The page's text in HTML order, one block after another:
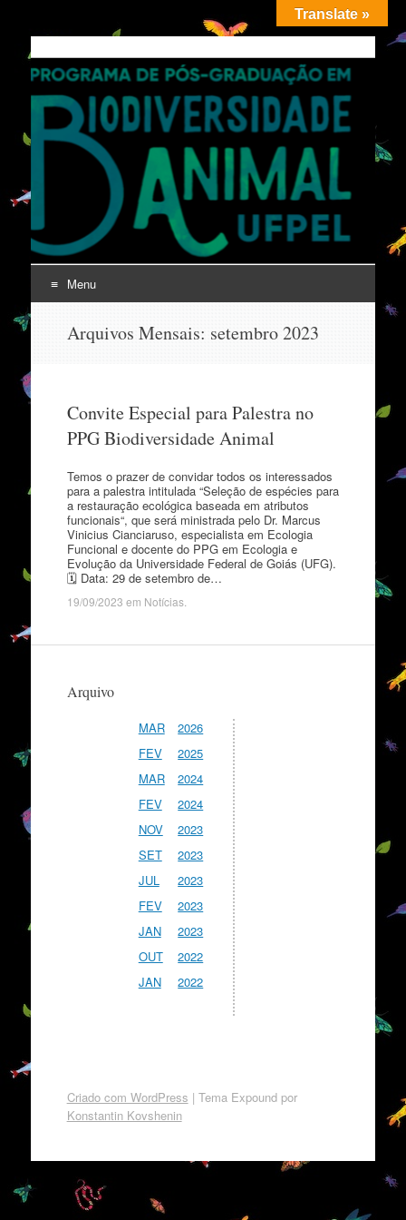
PPGBDiv
UFPel
Menu
Arquivos Mensais: setembro 2023
Convite Especial para Palestra no
PPG Biodiversidade Animal
Temos o prazer de convidar todos os interessados
para a palestra intitulada “Seleção de espécies para
a restauração ecológica baseada em atributos
funcionais“, que será ministrada pelo Dr. Marcus
Vinicius Cianciaruso, especialista em Ecologia
Funcional e docente do PPG em Ecologia e
Evolução da Universidade Federal de Goiás (UFG).
🗓 Data: 29 de setembro de…
19/09/2023 em Notícias.
Arquivo
MAR
2026
FEV
2025
MAR
2024
FEV
2024
NOV
2023
SET
2023
JUL
2023
FEV
2023
JAN
2023
OUT
2022
JAN
2022
Criado com WordPress | Tema Expound por
Konstantin Kovshenin
Translate »